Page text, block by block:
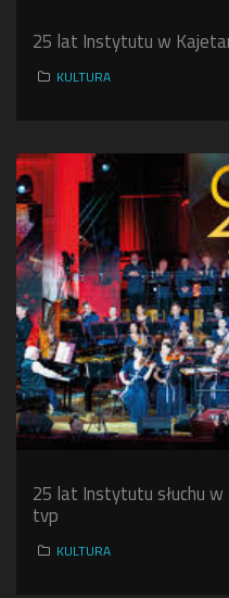
25 lat Instytutu w
KULTURA
25 lat Instytutu słuchu
tvp
KULTURA